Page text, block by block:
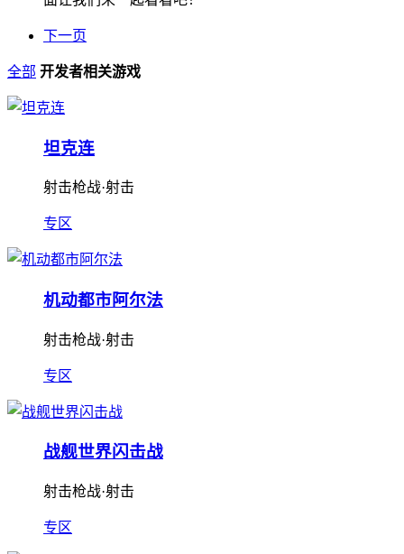
下一页
全部 开发者相关游戏
坦克连
射击枪战·射击
专区
机动都市阿尔法
射击枪战·射击
专区
战舰世界闪击战
射击枪战·射击
专区